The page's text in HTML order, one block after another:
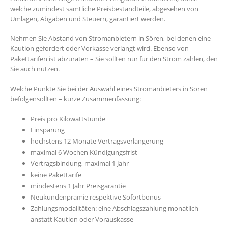
welche zumindest sämtliche Preisbestandteile, abgesehen von
Umlagen, Abgaben und Steuern, garantiert werden.
Nehmen Sie Abstand von Stromanbietern in Sören, bei denen eine
Kaution gefordert oder Vorkasse verlangt wird. Ebenso von
Pakettarifen ist abzuraten – Sie sollten nur für den Strom zahlen, den
Sie auch nutzen.
Welche Punkte Sie bei der Auswahl eines Stromanbieters in Sören
befolgensollten – kurze Zusammenfassung:
Preis pro Kilowattstunde
Einsparung
höchstens 12 Monate Vertragsverlängerung
maximal 6 Wochen Kündigungsfrist
Vertragsbindung, maximal 1 Jahr
keine Pakettarife
mindestens 1 Jahr Preisgarantie
Neukundenprämie respektive Sofortbonus
Zahlungsmodalitäten: eine Abschlagszahlung monatlich
anstatt Kaution oder Vorauskasse